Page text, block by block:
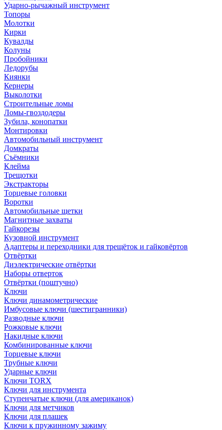
Ударно-рычажный инструмент
Топоры
Молотки
Кирки
Кувалды
Колуны
Пробойники
Ледорубы
Киянки
Кернеры
Выколотки
Строительные ломы
Ломы-гвоздодеры
Зубила, конопатки
Монтировки
Автомобильный инструмент
Домкраты
Съёмники
Клейма
Трещотки
Экстракторы
Торцевые головки
Воротки
Автомобильные щетки
Магнитные захваты
Гайкорезы
Кузовной инструмент
Адаптеры и переходники для трещёток и гайковёртов
Отвёртки
Диэлектрические отвёртки
Наборы отверток
Отвёртки (поштучно)
Ключи
Ключи динамометрические
Имбусовые ключи (шестигранники)
Разводные ключи
Рожковые ключи
Накидные ключи
Комбинированные ключи
Торцевые ключи
Трубные ключи
Ударные ключи
Ключи TORX
Ключи для инструмента
Ступенчатые ключи (для американок)
Ключи для метчиков
Ключи для плашек
Ключи к пружинному зажиму